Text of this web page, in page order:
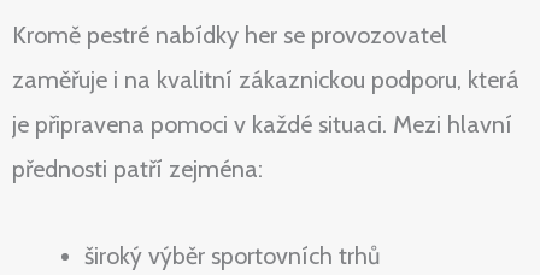
Kromě pestré nabídky her se provozovatel
zaměřuje i na kvalitní zákaznickou podporu, která
je připravena pomoci v každé situaci. Mezi hlavní
přednosti patří zejména:
široký výběr sportovních trhů